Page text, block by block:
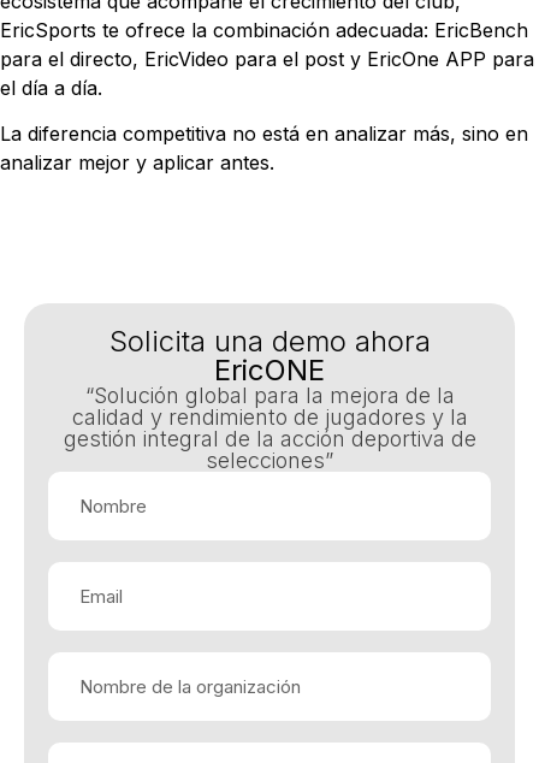
EricSports te ofrece la combinación adecuada: EricBench
para el directo, EricVideo para el post y EricOne APP para
el día a día.
La diferencia competitiva no está en analizar más, sino en
analizar mejor y aplicar antes.
Solicita una demo ahora
EricONE
“Solución global para la mejora de la
calidad y rendimiento de jugadores y la
gestión integral de la acción deportiva de
selecciones”